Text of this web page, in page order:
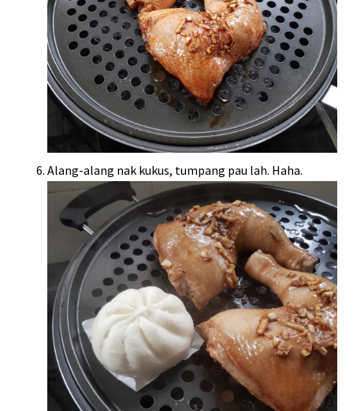
Alang-alang nak kukus, tumpang pau lah. Haha.